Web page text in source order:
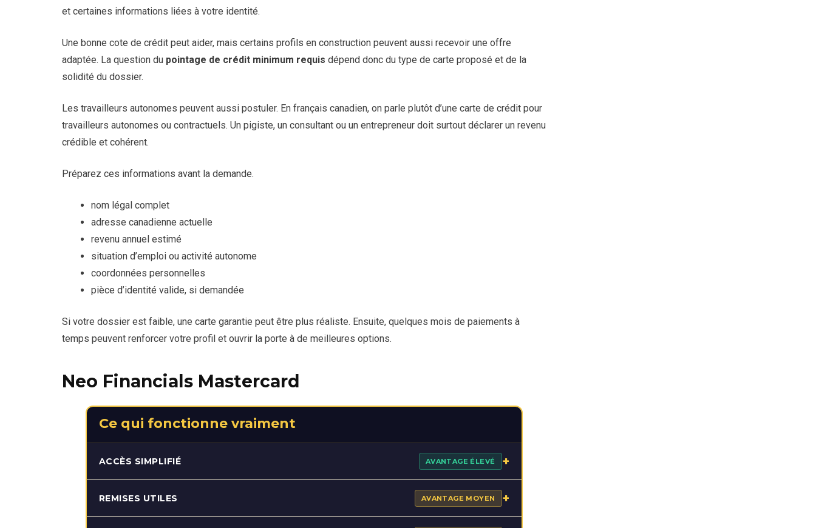
et certaines informations liées à votre identité.
Une bonne cote de crédit peut aider, mais certains profils en construction peuvent aussi recevoir une offre
adaptée. La question du pointage de crédit minimum requis dépend donc du type de carte proposé et de la
solidité du dossier.
Les travailleurs autonomes peuvent aussi postuler. En français canadien, on parle plutôt d’une carte de crédit pour
travailleurs autonomes ou contractuels. Un pigiste, un consultant ou un entrepreneur doit surtout déclarer un revenu
crédible et cohérent.
Préparez ces informations avant la demande.
nom légal complet
adresse canadienne actuelle
revenu annuel estimé
situation d’emploi ou activité autonome
coordonnées personnelles
pièce d’identité valide, si demandée
Si votre dossier est faible, une carte garantie peut être plus réaliste. Ensuite, quelques mois de paiements à
temps peuvent renforcer votre profil et ouvrir la porte à de meilleures options.
Neo Financials Mastercard
Ce qui fonctionne vraiment
ACCÈS SIMPLIFIÉ AVANTAGE ÉLEVÉ +
La Neo Financials Mastercard peut être intéressante pour les personnes qui veulent accéder au crédit
sans viser directement une carte premium. Elle peut mieux convenir aux profils qui commencent au
REMISES UTILES AVANTAGE MOYEN +